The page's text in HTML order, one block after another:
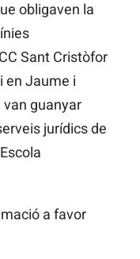
obligaven la
Sant Cristòfor
en Jaume i
van guanyar
jurídics de
a favor